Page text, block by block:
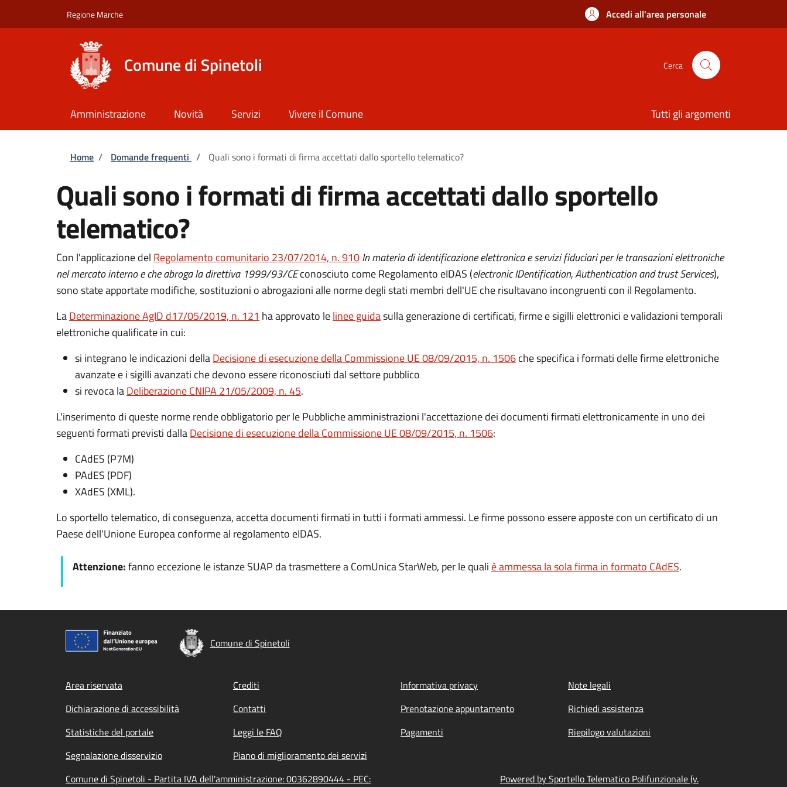
Regione Marche Accedi all'area personale
Comune di Spinetoli Cerca
Amministrazione Novità Servizi Vivere il Comune Tutti gli argomenti
Briciole di pane
Home / Domande frequenti / Quali sono i formati di firma accettati dallo sportello telematico?
Quali sono i formati di firma accettati dallo sportello
telematico?
Con l'applicazione del Regolamento comunitario 23/07/2014, n. 910In materia di identificazione elettronica e servizi fiduciari per le transazioni elettroniche
nel mercato interno e che abroga la direttiva 1999/93/CEconosciuto come Regolamento eIDAS (electronic IDentification, Authentication and trust Services),
sono state apportate modifiche, sostituzioni o abrogazioni alle norme degli stati membri dell'UE che risultavano incongruenti con il Regolamento.
LaDeterminazione AgID d17/05/2019, n. 121 ha approvato lelinee guidasulla generazione di certificati, firme e sigilli elettronici e validazioni temporali
elettroniche qualificate in cui:
si integrano le indicazioni dellaDecisione di esecuzione della Commissione UE 08/09/2015, n. 1506che specifica i formati delle firme elettroniche
avanzate e i sigilli avanzati che devono essere riconosciuti dal settore pubblico
si revoca laDeliberazione CNIPA 21/05/2009, n. 45.
L'inserimento di queste norme rende obbligatorio per le Pubbliche amministrazioni l'accettazione dei documenti firmati elettronicamente in uno dei
seguenti formati previsti dallaDecisione di esecuzione della Commissione UE 08/09/2015, n. 1506:
CAdES (P7M)
PAdES (PDF)
XAdES (XML).
Lo sportello telematico, di conseguenza, accetta documenti firmati in tutti i formati ammessi. Le firme possono essere apposte con un certificato di un
Paese dell'Unione Europea conforme al regolamento eIDAS.
Attenzione:fanno eccezione le istanze SUAP da trasmettere a ComUnica StarWeb, per le quali è ammessa la sola firma in formato CAdES.
Comune di Spinetoli
Footer menu
Area riservata Crediti Informativa privacy
Note legali
Dichiarazione di accessibilità
Contatti Prenotazione appuntamento
Richiedi assistenza
Statistiche del portale
Leggi le FAQ Pagamenti
Riepilogo valutazioni
Segnalazione disservizio
Piano di miglioramento dei servizi
Comune di Spinetoli - Partita IVA dell'amministrazione: 00362890444 - PEC:
Powered by Sportello Telematico Polifunzionale (v.